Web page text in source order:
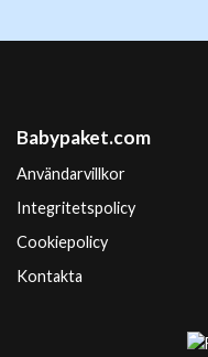
Babypaket.com
Användarvillkor
Integritetspolicy
Cookiepolicy
Kontakta